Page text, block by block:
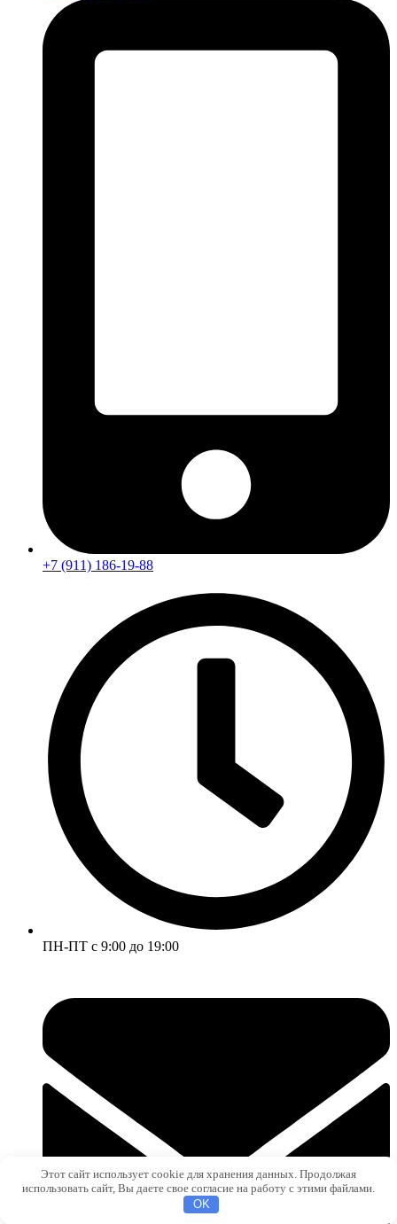
+7 (911) 186-19-88
ПН-ПТ с 9:00 до 19:00
Этот сайт использует cookie для хранения данных. Продолжая
использовать сайт, Вы даете свое согласие на работу с этими файлами.
OK